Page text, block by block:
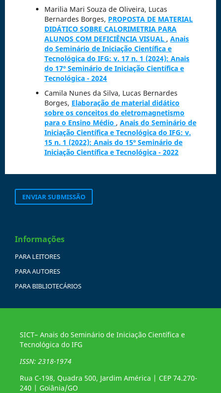
Marilia Mari Souza de Oliveira, Lucas
Bernardes Borges, PROPOSTA DE MATERIAL
DIDÁTICO SOBRE CALORIMETRIA PARA
ALUNOS COM DEFICIÊNCIA VISUAL , Anais
do Seminário de Iniciação Científica e
Tecnológica do IFG: v. 17 n. 1 (2024): Anais
do 17º Seminário de Iniciação Científica e
Tecnológica - 2024
Camila Nunes da Silva, Lucas Bernardes
Borges, Elaboração de material didático
sobre os conceitos do eletromagnetismo
para o Ensino Médio , Anais do Seminário de
Iniciação Científica e Tecnológica do IFG: v.
15 n. 1 (2022): Anais do 15º Seminário de
Iniciação Científica e Tecnológica - 2022
ENVIAR SUBMISSÃO
Informações
PARA LEITORES
PARA AUTORES
PARA BIBLIOTECÁRIOS
SICT– Anais do Seminário de Iniciação Científica e
Tecnológica do IFG
ISSN: 2318-1974
Rua C-198, Quadra 500, Jardim América | CEP 74.270-
240 | Goiânia/GO